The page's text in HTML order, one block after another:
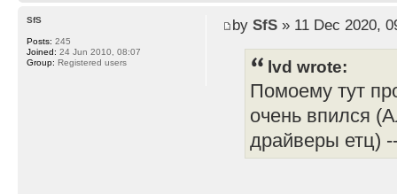
by SfS» 11 Dec 2020,
lvd wrote:
Помоему тут
очень впился
драйверы етц)
SfS
Posts: 245
Joined: 24 Jun 2010, 08:07
Group: Registered users